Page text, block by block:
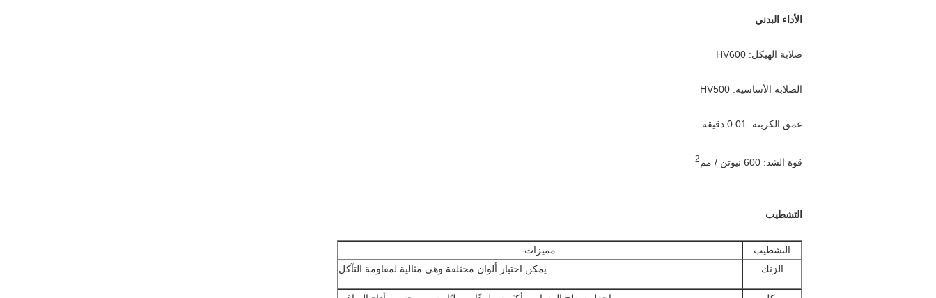
الأداء البدني
صلابة الهيكل: HV600
الصلابة الأساسية: HV500
عمق الكربنة: 0.01 دقيقة
قوة الشد: 600 نيوتن / مم 2
التشطيب
التشطيب
مميزات
الزنك
يمكن اختيار ألوان مختلفة وهي مثالية لمقاومة التآكل